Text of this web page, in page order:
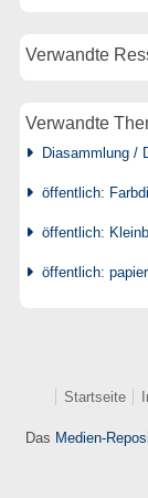
Verwandte
Verwandte
Diasammlung /
öffentlich:
öffentlich:
öffentlich:
Startseite
Das Medien-